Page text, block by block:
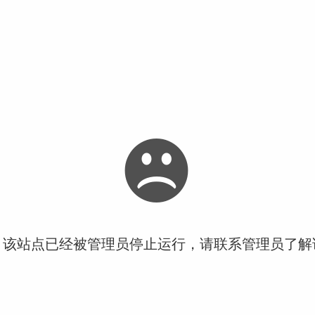
站点已经被管理员停止运行，请联系管理员了